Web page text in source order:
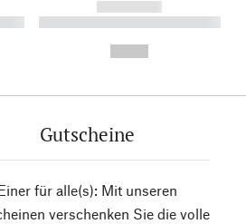
------------
----------- ----------- ----------
Gutscheine
für alle(s): Mit unseren
verschenken Sie die volle